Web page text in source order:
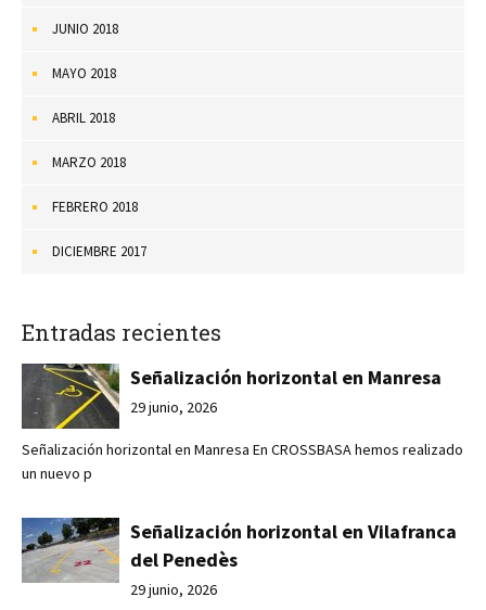
JUNIO 2018
MAYO 2018
ABRIL 2018
MARZO 2018
FEBRERO 2018
DICIEMBRE 2017
Entradas recientes
Señalización horizontal en Manresa
29 junio, 2026
Señalización horizontal en Manresa En CROSSBASA hemos realizado
un nuevo p
Señalización horizontal en Vilafranca
del Penedès
29 junio, 2026